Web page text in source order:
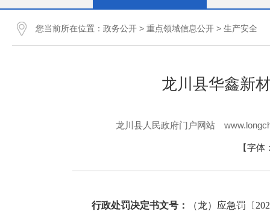
您当前所在位置： 政务公开 > 重点领域信息公开 > 生产安全
龙川县华鑫新
龙川县人民政府门户网站
【字体
行政处罚决定书文号：
（龙）应急罚〔